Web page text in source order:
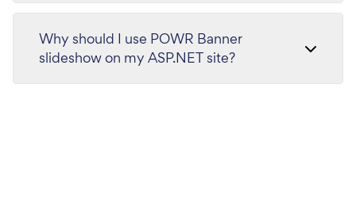
Why should I use POWR Banner
slideshow on my ASP.NET site?